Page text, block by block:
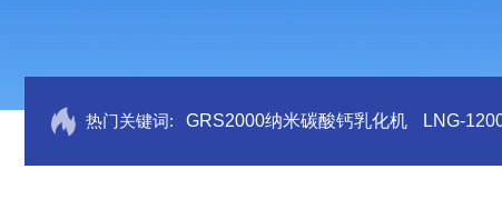
热门关键词: GRS2000纳米碳酸钙乳化机 LNG-